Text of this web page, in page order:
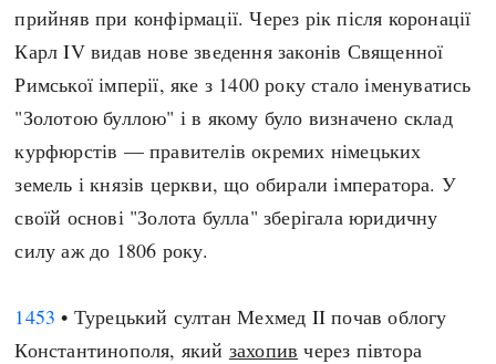
Європа
Автори
прийняв при конфірмації. Через рік після коронації
Карл IV видав нове зведення законів Священної
Римської імперії, яке з 1400 року стало іменуватись
"Золотою буллою" і в якому було визначено склад
курфюрстів — правителів окремих німецьких
земель і князів церкви, що обирали імператора. У
своїй основі "Золота булла" зберігала юридичну
силу аж до 1806 року.
1453 • Турецький султан Мехмед II почав облогу
Константинополя, який захопив через півтора